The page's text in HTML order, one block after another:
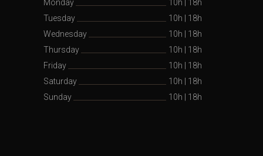
Monday 10h
18h
Tuesday
10h
18h
Wednesday
10h
18h
Thursday
10h
18h
Friday
10h
18h
Saturday
10h
18h
Sunday
10h 18h